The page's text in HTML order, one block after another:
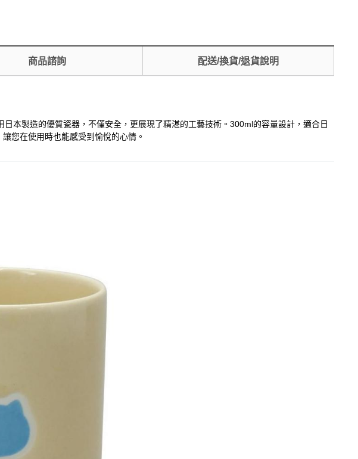
商品諮詢 配送/換貨/退貨說明
本製造的優質瓷器，不僅安全，更展現了精湛的工藝技術。300ml的容量設計，適合日
您在使用時也能感受到愉悅的心情。